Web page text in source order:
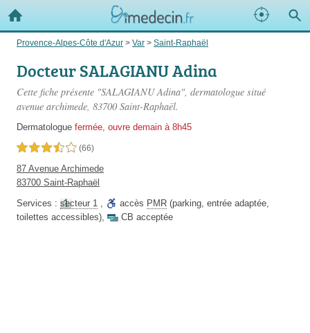
Provence-Alpes-Côte d'Azur > Var > Saint-Raphaël
Docteur SALAGIANU Adina
Cette fiche présente "SALAGIANU Adina", dermatologue situé
avenue archimede, 83700 Saint-Raphaël.
Dermatologue fermée, ouvre demain à 8h45
3,5 étoiles sur 5 (66)
87 Avenue Archimede
83700 Saint-Raphaël
Services : secteur 1 , accès PMR (parking, entrée adaptée,
toilettes accessibles), CB acceptée